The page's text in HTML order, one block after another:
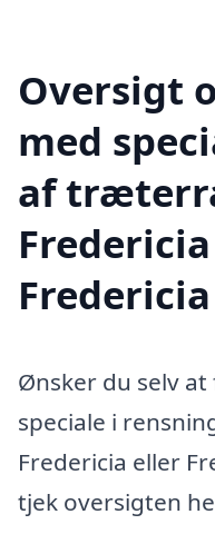
Oversigt
med
af
Ønsker du selv
speciale i
Fredericia eller
tjek oversigten